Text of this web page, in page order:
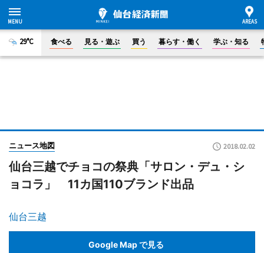
29°C 食べる 見る・遊ぶ 買う 暮らす・働く 学ぶ・知る
ニュース地図 2018.02.02
仙台三越でチョコの祭典「サロン・デュ・シ
ョコラ」 11カ国110ブランド出品
仙台三越
Google Map で見る